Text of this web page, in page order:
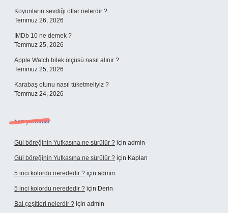
Koyunların sevdiği otlar nelerdir ?
Temmuz 26, 2026
IMDb 10 ne demek ?
Temmuz 25, 2026
Apple Watch bilek ölçüsü nasıl alınır ?
Temmuz 25, 2026
Karabaş otunu nasıl tüketmeliyiz ?
Temmuz 24, 2026
Son yorumlar
Gül böreğinin Yufkasına ne sürülür ? için admin
Gül böreğinin Yufkasına ne sürülür ? için Kaplan
5 inci kolordu nerededir ? için admin
5 inci kolordu nerededir ? için Derin
Bal çeşitleri nelerdir ? için admin